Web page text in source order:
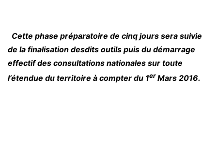
Cette phase préparatoire de cinq jours sera suivie
de la finalisation desdits outils puis du démarrage
effectif des consultations nationales sur toute
l’étendue du territoire à compter du 1erMars 2016.